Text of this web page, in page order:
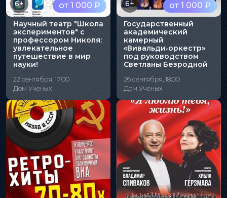
от 1 000 ₽
6+
Научный театр "Школа
экспериментов" с
профессором Николя:
увлекательное
путешествие в мир
науки!
22 сентября, 17:00
Дом Ученых
от 1 000 ₽
6+
Государственный
академический
камерный
«Вивальди‑оркестр»
под руководством
Светланы Безродной
26 сентября, 18:00
Дом Ученых